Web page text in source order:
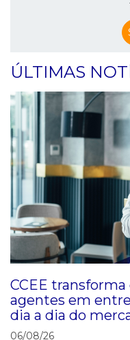
ÚLTIMAS
CCEE
agentes em
dia a dia do
06/08/26